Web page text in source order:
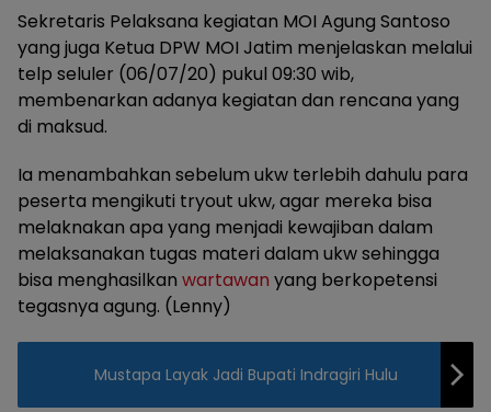
Sekretaris Pelaksana kegiatan MOI Agung Santoso
yang juga Ketua DPW MOI Jatim menjelaskan melalui
telp seluler (06/07/20) pukul 09:30 wib,
membenarkan adanya kegiatan dan rencana yang
di maksud.
Ia menambahkan sebelum ukw terlebih dahulu para
peserta mengikuti tryout ukw, agar mereka bisa
melaknakan apa yang menjadi kewajiban dalam
melaksanakan tugas materi dalam ukw sehingga
bisa menghasilkan wartawan yang berkopetensi
tegasnya agung. (Lenny)
Mustapa Layak Jadi Bupati Indragiri Hulu